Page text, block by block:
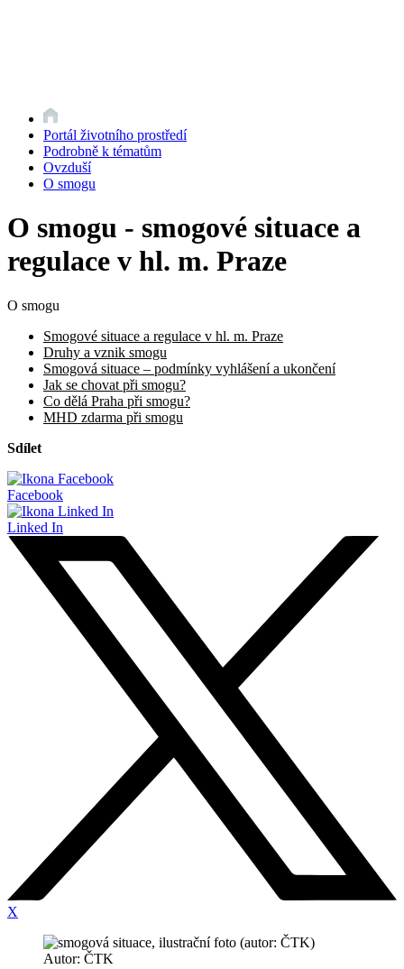
Portál životního prostředí
Podrobně k tématům
Ovzduší
O smogu
O smogu - smogové situace a
regulace v hl. m. Praze
O smogu
Smogové situace a regulace v hl. m. Praze
Druhy a vznik smogu
Smogová situace – podmínky vyhlášení a ukončení
Jak se chovat při smogu?
Co dělá Praha při smogu?
MHD zdarma při smogu
Sdílet
Facebook
Linked In
X
Autor: ČTK